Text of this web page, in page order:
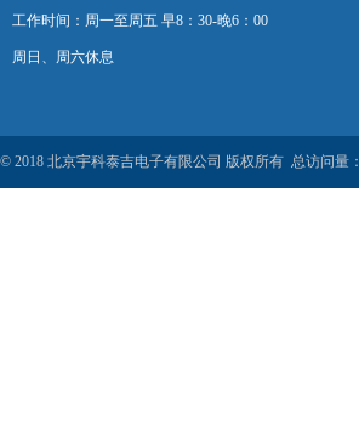
工作时间：周一至周五 早8：30-晚6：00
周日、周六休息
© 2018 北京宇科泰吉电子有限公司 版权所有 总访问量：